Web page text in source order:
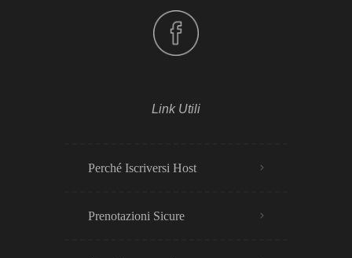
Link Utili
Perché Iscriversi Host
Prenotazioni Sicure